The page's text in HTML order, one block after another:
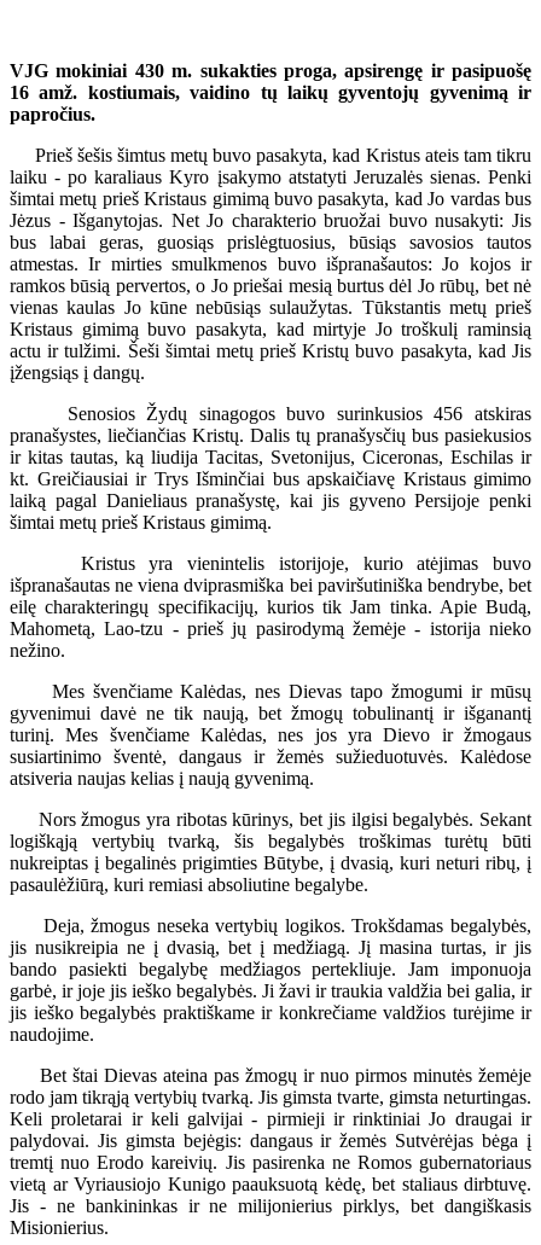
VJG mokiniai 430 m. sukakties proga, apsirengę ir pasipuošę
16 amž. kostiumais, vaidino tų laikų gyventojų gyvenimą ir
papročius.
Prieš šešis šimtus metų buvo pasakyta, kad Kristus ateis tam tikru
laiku - po karaliaus Kyro įsakymo atstatyti Jeruzalės sienas. Penki
šimtai metų prieš Kristaus gimimą buvo pasakyta, kad Jo vardas bus
Jėzus - Išganytojas. Net Jo charakterio bruožai buvo nusakyti: Jis
bus labai geras, guosiąs prislėgtuosius, būsiąs savosios tautos
atmestas. Ir mirties smulkmenos buvo išpranašautos: Jo kojos ir
ramkos būsią pervertos, o Jo priešai mesią burtus dėl Jo rūbų, bet nė
vienas kaulas Jo kūne nebūsiąs sulaužytas. Tūkstantis metų prieš
Kristaus gimimą buvo pasakyta, kad mirtyje Jo troškulį raminsią
actu ir tulžimi. Šeši šimtai metų prieš Kristų buvo pasakyta, kad Jis
įžengsiąs į dangų.
Senosios Žydų sinagogos buvo surinkusios 456 atskiras
pranašystes, liečiančias Kristų. Dalis tų pranašysčių bus pasiekusios
ir kitas tautas, ką liudija Tacitas, Svetonijus, Ciceronas, Eschilas ir
kt. Greičiausiai ir Trys Išminčiai bus apskaičiavę Kristaus gimimo
laiką pagal Danieliaus pranašystę, kai jis gyveno Persijoje penki
šimtai metų prieš Kristaus gimimą.
Kristus yra vienintelis istorijoje, kurio atėjimas buvo
išpranašautas ne viena dviprasmiška bei paviršutiniška bendrybe, bet
eilę charakteringų specifikacijų, kurios tik Jam tinka. Apie Budą,
Mahometą, Lao-tzu - prieš jų pasirodymą žemėje - istorija nieko
nežino.
Mes švenčiame Kalėdas, nes Dievas tapo žmogumi ir mūsų
gyvenimui davė ne tik naują, bet žmogų tobulinantį ir išganantį
turinį. Mes švenčiame Kalėdas, nes jos yra Dievo ir žmogaus
susiartinimo šventė, dangaus ir žemės sužieduotuvės. Kalėdose
atsiveria naujas kelias į naują gyvenimą.
Nors žmogus yra ribotas kūrinys, bet jis ilgisi begalybės. Sekant
logiškąją vertybių tvarką, šis begalybės troškimas turėtų būti
nukreiptas į begalinės prigimties Būtybe, į dvasią, kuri neturi ribų, į
pasaulėžiūrą, kuri remiasi absoliutine begalybe.
Deja, žmogus neseka vertybių logikos. Trokšdamas begalybės,
jis nusikreipia ne į dvasią, bet į medžiagą. Jį masina turtas, ir jis
bando pasiekti begalybę medžiagos pertekliuje. Jam imponuoja
garbė, ir joje jis ieško begalybės. Ji žavi ir traukia valdžia bei galia, ir
jis ieško begalybės praktiškame ir konkrečiame valdžios turėjime ir
naudojime.
Bet štai Dievas ateina pas žmogų ir nuo pirmos minutės žemėje
rodo jam tikrąją vertybių tvarką. Jis gimsta tvarte, gimsta neturtingas.
Keli proletarai ir keli galvijai - pirmieji ir rinktiniai Jo draugai ir
palydovai. Jis gimsta bejėgis: dangaus ir žemės Sutvėrėjas bėga į
tremtį nuo Erodo kareivių. Jis pasirenka ne Romos gubernatoriaus
vietą ar Vyriausiojo Kunigo paauksuotą kėdę, bet staliaus dirbtuvę.
Jis - ne bankininkas ir ne milijonierius pirklys, bet dangiškasis
Misionierius.